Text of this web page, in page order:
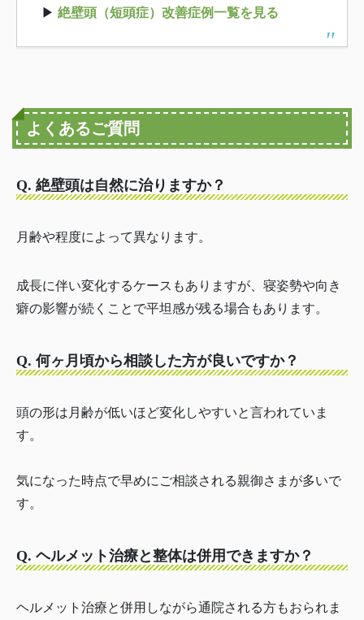
▶ 絶壁頭（短頭症）改善症例一覧を見る
よくあるご質問
Q. 絶壁頭は自然に治りますか？
月齢や程度によって異なります。
成長に伴い変化するケースもありますが、寝姿勢や向き
癖の影響が続くことで平坦感が残る場合もあります。
Q. 何ヶ月頃から相談した方が良いですか？
頭の形は月齢が低いほど変化しやすいと言われていま
す。
気になった時点で早めにご相談される親御さまが多いで
す。
Q. ヘルメット治療と整体は併用できますか？
ヘルメット治療と併用しながら通院される方もおられま